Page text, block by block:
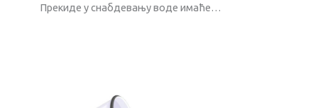
Прекиде у снабдевању воде имаће…